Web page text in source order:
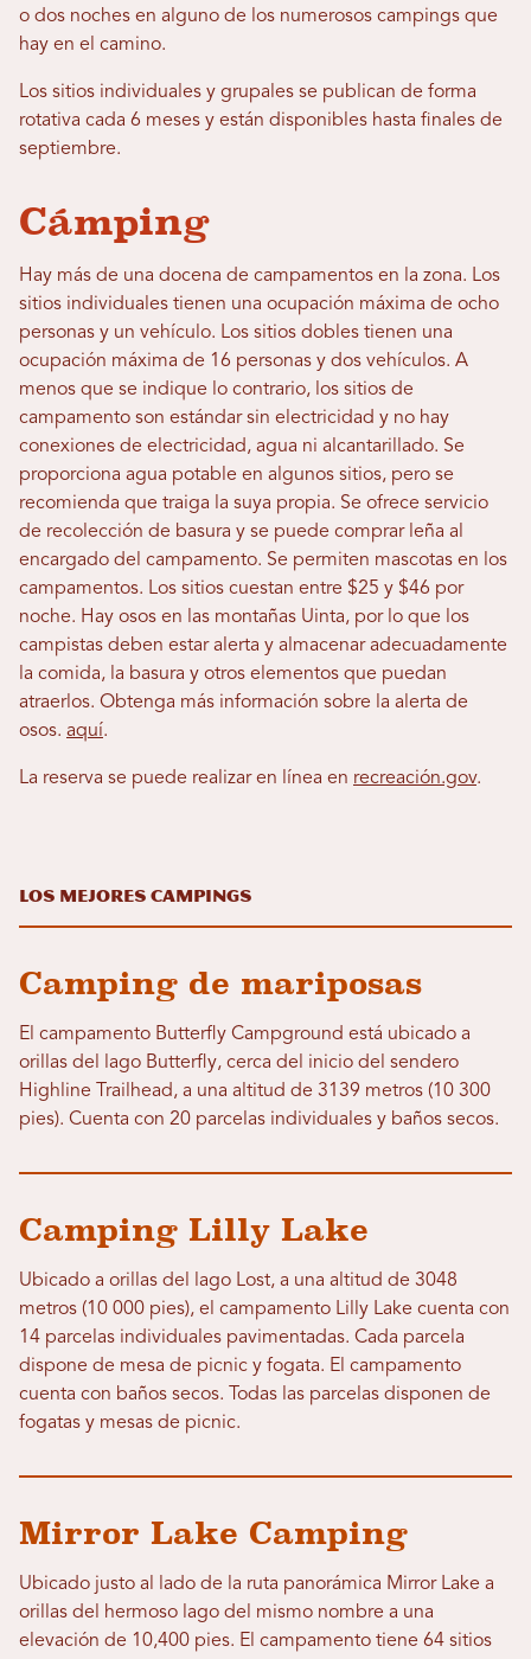
o dos noches en alguno de los numerosos campings que
hay en el camino.
Los sitios individuales y grupales se publican de forma
rotativa cada 6 meses y están disponibles hasta finales de
septiembre.
Cámping
Hay más de una docena de campamentos en la zona. Los
sitios individuales tienen una ocupación máxima de ocho
personas y un vehículo. Los sitios dobles tienen una
ocupación máxima de 16 personas y dos vehículos. A
menos que se indique lo contrario, los sitios de
campamento son estándar sin electricidad y no hay
conexiones de electricidad, agua ni alcantarillado. Se
proporciona agua potable en algunos sitios, pero se
recomienda que traiga la suya propia. Se ofrece servicio
de recolección de basura y se puede comprar leña al
encargado del campamento. Se permiten mascotas en los
campamentos. Los sitios cuestan entre $25 y $46 por
noche. Hay osos en las montañas Uinta, por lo que los
campistas deben estar alerta y almacenar adecuadamente
la comida, la basura y otros elementos que puedan
atraerlos. Obtenga más información sobre la alerta de
osos. aquí.
La reserva se puede realizar en línea en recreación.gov.
Los mejores campings
Camping de mariposas
El campamento Butterfly Campground está ubicado a
orillas del lago Butterfly, cerca del inicio del sendero
Highline Trailhead, a una altitud de 3139 metros (10 300
pies). Cuenta con 20 parcelas individuales y baños secos.
Camping Lilly Lake
Ubicado a orillas del lago Lost, a una altitud de 3048
metros (10 000 pies), el campamento Lilly Lake cuenta con
14 parcelas individuales pavimentadas. Cada parcela
dispone de mesa de picnic y fogata. El campamento
cuenta con baños secos. Todas las parcelas disponen de
fogatas y mesas de picnic.
Mirror Lake Camping
Ubicado justo al lado de la ruta panorámica Mirror Lake a
orillas del hermoso lago del mismo nombre a una
elevación de 10,400 pies. El campamento tiene 64 sitios